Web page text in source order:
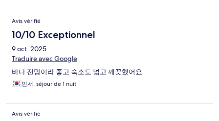
Avis vérifié
10/10 Exceptionnel
9 oct. 2025
Traduire avec Google
바다 전망이라 좋고 숙소도 넓고 깨끗했어요
민서, séjour de 1 nuit
Avis vérifié